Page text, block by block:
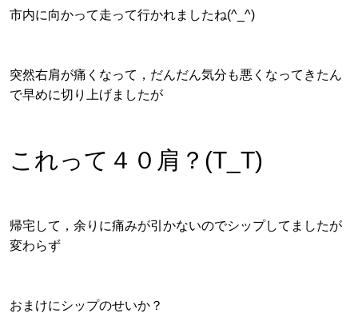
市内に向かって走って行かれましたね(^_^)
突然右肩が痛くなって，だんだん気分も悪くなってきたん
で早めに切り上げましたが
これって４０肩？(T_T)
帰宅して，余りに痛みが引かないのでシップしてましたが
変わらず
おまけにシップのせいか？